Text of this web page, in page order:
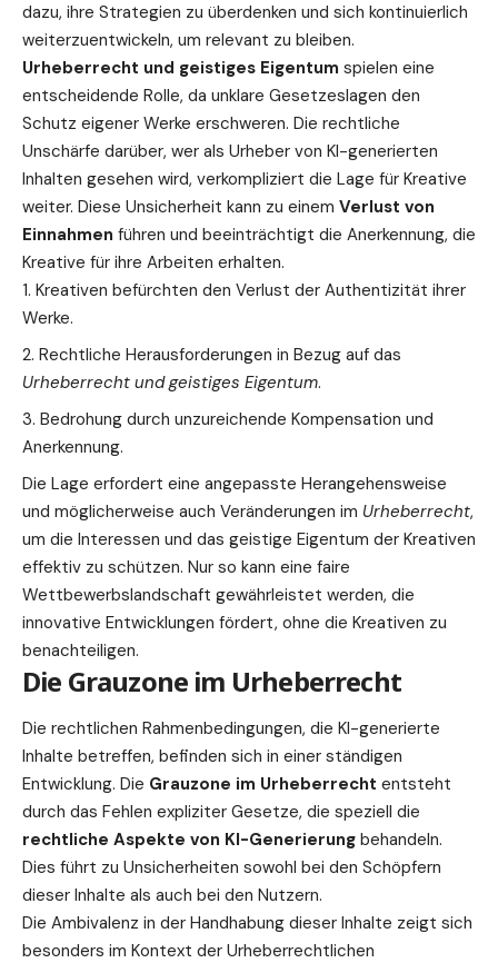
dazu, ihre Strategien zu überdenken und sich kontinuierlich
weiterzuentwickeln, um relevant zu bleiben.
Urheberrecht und geistiges Eigentum spielen eine
entscheidende Rolle, da unklare Gesetzeslagen den
Schutz eigener Werke erschweren. Die rechtliche
Unschärfe darüber, wer als Urheber von KI-generierten
Inhalten gesehen wird, verkompliziert die Lage für Kreative
weiter. Diese Unsicherheit kann zu einem Verlust von
Einnahmen führen und beeinträchtigt die Anerkennung, die
Kreative für ihre Arbeiten erhalten.
Kreativen befürchten den Verlust der Authentizität ihrer
Werke.
Rechtliche Herausforderungen in Bezug auf das
Urheberrecht und geistiges Eigentum.
Bedrohung durch unzureichende Kompensation und
Anerkennung.
Die Lage erfordert eine angepasste Herangehensweise
und möglicherweise auch Veränderungen im Urheberrecht,
um die Interessen und das geistige Eigentum der Kreativen
effektiv zu schützen. Nur so kann eine faire
Wettbewerbslandschaft gewährleistet werden, die
innovative Entwicklungen fördert, ohne die Kreativen zu
benachteiligen.
Die Grauzone im Urheberrecht
Die rechtlichen Rahmenbedingungen, die KI-generierte
Inhalte betreffen, befinden sich in einer ständigen
Entwicklung. Die Grauzone im Urheberrecht entsteht
durch das Fehlen expliziter Gesetze, die speziell die
rechtliche Aspekte von KI-Generierung behandeln.
Dies führt zu Unsicherheiten sowohl bei den Schöpfern
dieser Inhalte als auch bei den Nutzern.
Die Ambivalenz in der Handhabung dieser Inhalte zeigt sich
besonders im Kontext der Urheberrechtlichen